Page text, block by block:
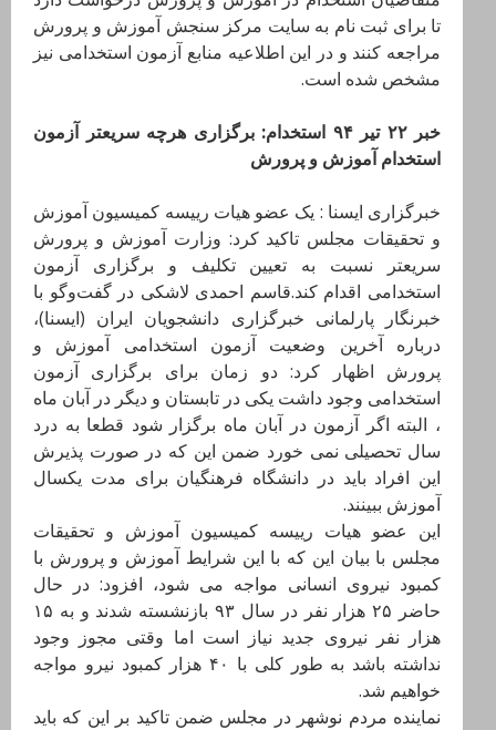
تا برای ثبت نام به سایت مرکز سنجش آموزش و پرورش
مراجعه کنند و در این اطلاعیه منابع آزمون استخدامی نیز
مشخص شده است.
خبر ۲۲ تیر ۹۴ استخدام: برگزاری هرچه سریعتر آزمون
استخدام آموزش و پرورش
خبرگزاری ایسنا : یک عضو هیات رییسه کمیسیون آموزش
و تحقیقات مجلس تاکید کرد: وزارت آموزش و پرورش
سریعتر نسبت به تعیین تکلیف و برگزاری آزمون
استخدامی اقدام کند.قاسم احمدی لاشکی در گفت‌وگو با
خبرنگار پارلمانی خبرگزاری دانشجویان ایران (ایسنا)،
درباره آخرین وضعیت آزمون استخدامی آموزش و
پرورش اظهار کرد: دو زمان برای برگزاری آزمون
استخدامی وجود داشت یکی در تابستان و دیگر در آبان ماه
، البته اگر آزمون در آبان ماه برگزار شود قطعا به درد
سال تحصیلی نمی خورد ضمن این که در صورت پذیرش
این افراد باید در دانشگاه فرهنگیان برای مدت یکسال
آموزش ببینند.
این عضو هیات رییسه کمیسیون آموزش و تحقیقات
مجلس با بیان این که با این شرایط آموزش و پرورش با
کمبود نیروی انسانی مواجه می شود، افزود: در حال
حاضر ۲۵ هزار نفر در سال ۹۳ بازنشسته شدند و به ۱۵
هزار نفر نیروی جدید نیاز است اما وقتی مجوز وجود
نداشته باشد به طور کلی با ۴۰ هزار کمبود نیرو مواجه
خواهیم شد.
نماینده مردم نوشهر در مجلس ضمن تاکید بر این که باید